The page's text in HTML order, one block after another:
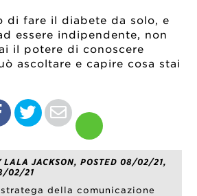
di fare il diabete da solo, e
essere indipendente, non
il potere di conoscere
ascoltare e capire cosa stai
LALA JACKSON, POSTED 08/02/21,
02/21
della comunicazione